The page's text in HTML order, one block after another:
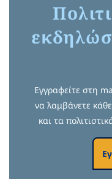
Εγγραφείτε στη
να λαμβάνετε
και τα